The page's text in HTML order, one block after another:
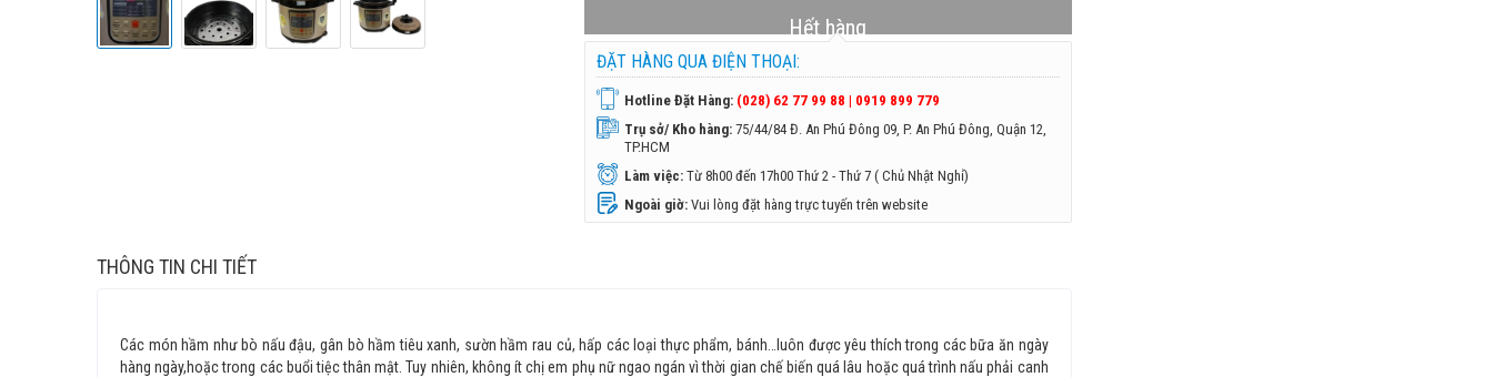
Hết hàng
ĐẶT HÀNG QUA ĐIỆN THOẠI:
Hotline Đặt Hàng: (028) 62 77 99 88 | 0919 899 779
Trụ sở/ Kho hàng:75/44/84 Đ. An Phú Đông 09, P. An Phú Đông, Quận 12,
TP.HCM
Làm việc:Từ 8h00 đến 17h00 Thứ 2 - Thứ 7 ( Chủ Nhật Nghỉ)
Ngoài giờ:Vui lòng đặt hàng trực tuyến trên website
THÔNG TIN CHI TIẾT
Các món hầm như bò nấu đậu, gân bò hầm tiêu xanh, sườn hầm rau củ, hấp các loại thực phẩm, bánh…luôn được yêu thích trong các bữa ăn ngày
hàng ngày,hoặc trong các buổi tiệc thân mật. Tuy nhiên, không ít chị em phụ nữ ngao ngán vì thời gian chế biến quá lâu hoặc quá trình nấu phải canh